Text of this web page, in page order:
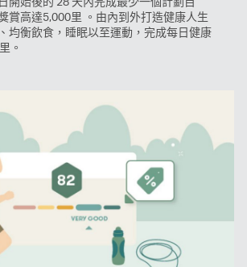
賞高達5,000里 。由內到外打造健康人生
均衡飲食，睡眠以至運動，完成每日健康
。